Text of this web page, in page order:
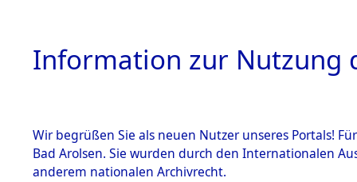
HOME
Information zur Nutzung
Wir begrüßen Sie als neuen Nutzer unseres Portals!
Bad Arolsen. Sie wurden durch den Internationalen
anderem nationalen Archivrecht.